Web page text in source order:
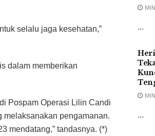
selalu jaga kesehatan,”
dalam memberikan
Pospam Operasi Lilin Candi
melaksanakan pengamanan.
mendatang,” tandasnya. (*)
...
...